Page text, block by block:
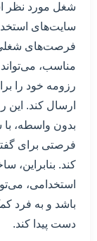
شغل مورد نظر
سایت‌های
فرصت‌های شغلی
مناسب،
رزومه خود را
ارسال کند.
بدون واسطه،
فرصتی برای
کند.
استخدامی،
باشد و به فرد
دست پیدا کند.